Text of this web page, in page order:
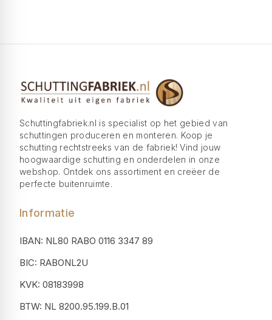
Schuttingfabriek.nl is specialist op het gebied van
schuttingen produceren en monteren. Koop je
schutting rechtstreeks van de fabriek! Vind jouw
hoogwaardige schutting en onderdelen in onze
webshop. Ontdek ons assortiment en creëer de
perfecte buitenruimte.
Informatie
IBAN: NL80 RABO 0116 3347 89
BIC: RABONL2U
KVK: 08183998
BTW: NL 8200.95.199.B.01